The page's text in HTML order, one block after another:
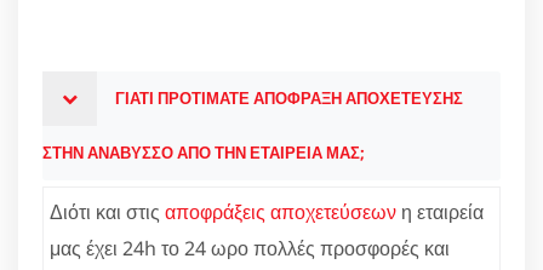
ΓΙΑΤΙ ΠΡΟΤΙΜΑΤΕ ΑΠΟΦΡΑΞΗ ΑΠΟΧΕΤΕΥΣΗΣ
ΣΤΗΝ ΑΝΑΒΥΣΣΟ ΑΠΟ ΤΗΝ ΕΤΑΙΡΕΙΑ ΜΑΣ;
Διότι και στις αποφράξεις αποχετεύσεων η εταιρεία
μας έχει 24h το 24 ωρο πολλές προσφορές και